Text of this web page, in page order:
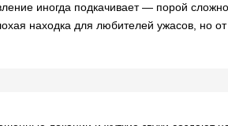
иногда подкачивает — порой сложно
находка для любителей ужасов, но